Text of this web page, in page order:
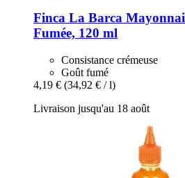
Finca La Barca
Fumée, 120 ml
Consistance crémeuse
Goût fumé
4,19 € (34,92 € / l)
Livraison jusqu'au 18 août